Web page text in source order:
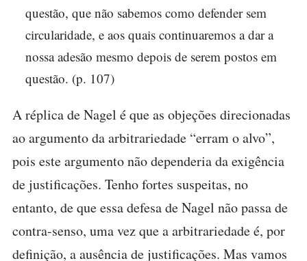
questão, que não sabemos como defender sem
circularidade, e aos quais continuaremos a dar a
nossa adesão mesmo depois de serem postos em
questão. (p. 107)
A réplica de Nagel é que as objeções direcionadas
ao argumento da arbitrariedade “erram o alvo”,
pois este argumento não dependeria da exigência
de justificações. Tenho fortes suspeitas, no
entanto, de que essa defesa de Nagel não passa de
contra-senso, uma vez que a arbitrariedade é, por
definição, a ausência de justificações. Mas vamos